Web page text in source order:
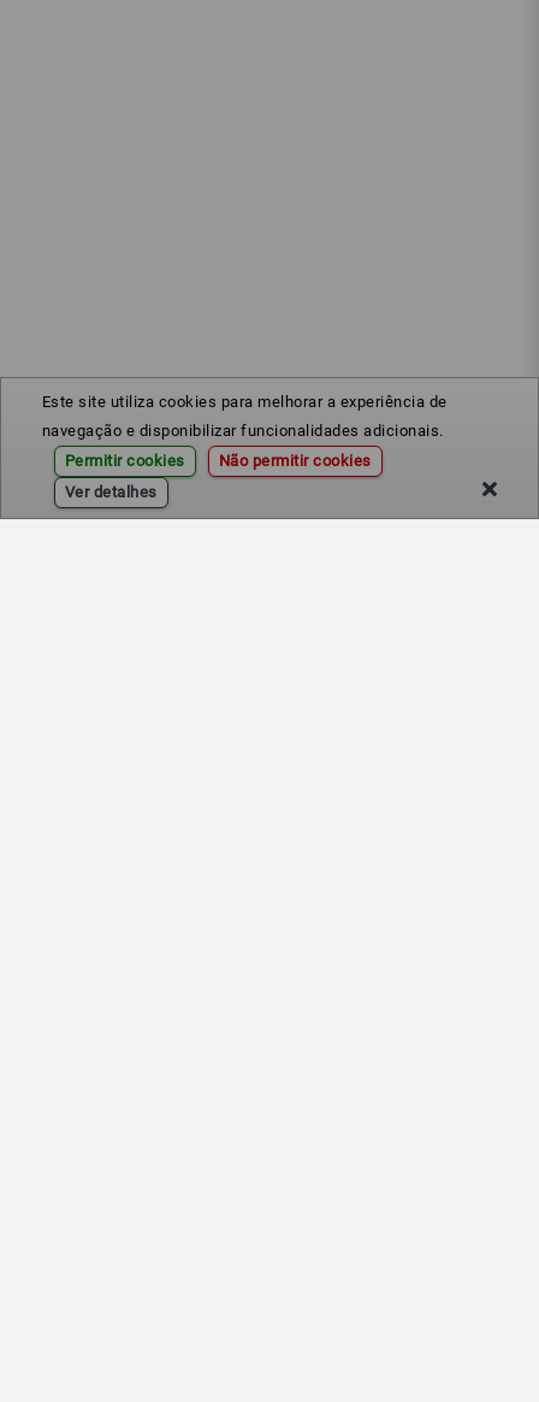
Este site utiliza cookies para melhorar a experiência de
navegação e disponibilizar funcionalidades adicionais.
Permitir cookies
Não permitir cookies
Ver detalhes